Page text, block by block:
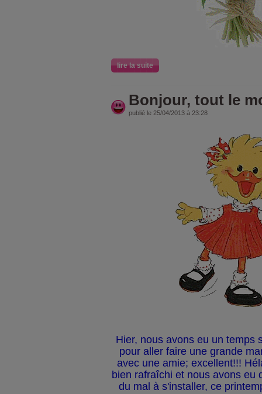
lire la suite
Bonjour, tout le
publié le 25/04/2013 à 23:28
Hier, nous avons eu un temps
pour aller faire une grande
avec une amie; excellent!!!
bien rafraîchi et nous avons eu
du mal à s'installer, ce